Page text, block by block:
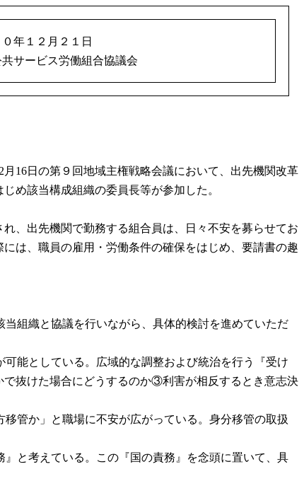
０年１２月２１日
サービス労働組合協議会
16日の第９回地域主権戦略会議において、出先機関改革
め該当構成組織の委員長等が参加した。
、出先機関で勤務する組合員は、日々不安を募らせてお
は、職員の雇用・労働条件の確保をはじめ、要請書の趣
組織と協議を行いながら、具体的検討を進めていただ
能としている。広域的な調整および統治を行う『受け
抜けた場合にどうするのか③利害が相反するとき意志決
管か」と職場に不安が広がっている。身分移管の取扱
と考えている。この『国の責務』を念頭に置いて、具